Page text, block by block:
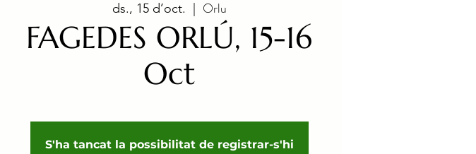
ds., 15 d’oct. Orlu
FAGEDES ORLÚ, 15-16
Oct
S'ha tancat la possibilitat de registrar-s'hi